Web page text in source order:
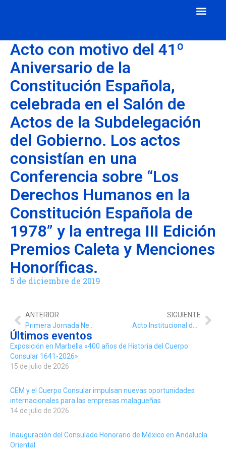
Acto con motivo del 41º
Aniversario de la
Constitución Española,
celebrada en el Salón de
Actos de la Subdelegación
del Gobierno. Los actos
consistían en una
Conferencia sobre “Los
Derechos Humanos en la
Constitución Española de
1978” y la entrega III Edición
Premios Caleta y Menciones
Honoríficas.
5 de diciembre de 2019
ANTERIOR
SIGUIENTE
Últimos eventos
Exposición en Marbella «400 años de Historia del Cuerpo
Consular 1641-2026»
15 de julio de 2026
CEM y el Cuerpo Consular impulsan nuevas oportunidades
internacionales para las empresas malagueñas
14 de julio de 2026
Inauguración del Consulado Honorario de México en Andalucía
Oriental